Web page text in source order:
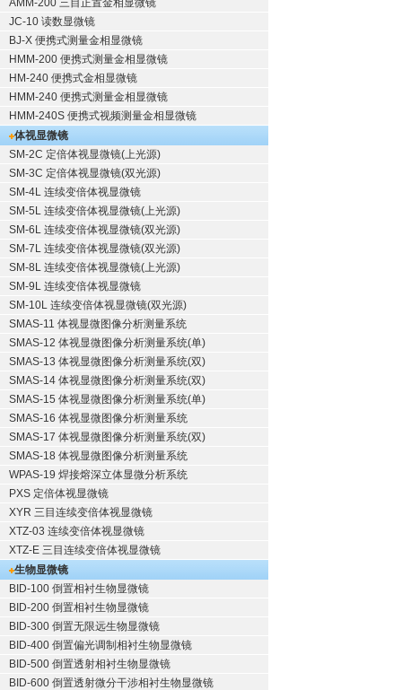
AMM-200 三目正置金相显微镜
JC-10 读数显微镜
BJ-X 便携式测量金相显微镜
HMM-200 便携式测量金相显微镜
HM-240 便携式金相显微镜
HMM-240 便携式测量金相显微镜
HMM-240S 便携式视频测量金相显微镜
体视显微镜
SM-2C 定倍体视显微镜(上光源)
SM-3C 定倍体视显微镜(双光源)
SM-4L 连续变倍体视显微镜
SM-5L 连续变倍体视显微镜(上光源)
SM-6L 连续变倍体视显微镜(双光源)
SM-7L 连续变倍体视显微镜(双光源)
SM-8L 连续变倍体视显微镜(上光源)
SM-9L 连续变倍体视显微镜
SM-10L 连续变倍体视显微镜(双光源)
SMAS-11 体视显微图像分析测量系统
SMAS-12 体视显微图像分析测量系统(单)
SMAS-13 体视显微图像分析测量系统(双)
SMAS-14 体视显微图像分析测量系统(双)
SMAS-15 体视显微图像分析测量系统(单)
SMAS-16 体视显微图像分析测量系统
SMAS-17 体视显微图像分析测量系统(双)
SMAS-18 体视显微图像分析测量系统
WPAS-19 焊接熔深立体显微分析系统
PXS 定倍体视显微镜
XYR 三目连续变倍体视显微镜
XTZ-03 连续变倍体视显微镜
XTZ-E 三目连续变倍体视显微镜
生物显微镜
BID-100 倒置相衬生物显微镜
BID-200 倒置相衬生物显微镜
BID-300 倒置无限远生物显微镜
BID-400 倒置偏光调制相衬生物显微镜
BID-500 倒置透射相衬生物显微镜
BID-600 倒置透射微分干涉相衬生物显微镜